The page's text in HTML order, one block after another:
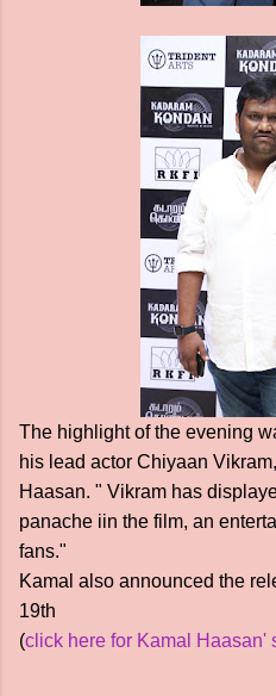
The highlight of the evening
his lead actor Chiyaan
Haasan. " Vikram has
panache iin the film, an
fans."
Kamal also announced the
19th
(click here for Kamal Haasan'